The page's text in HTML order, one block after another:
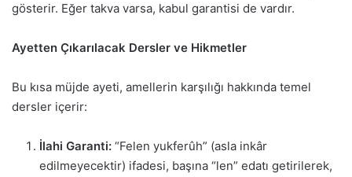
gösterir. Eğer takva varsa, kabul garantisi de vardır.
Ayetten Çıkarılacak Dersler ve Hikmetler
Bu kısa müjde ayeti, amellerin karşılığı hakkında temel
dersler içerir:
İlahi Garanti: “Felen yukferûh” (asla inkâr
edilmeyecektir) ifadesi, başına “len” edatı getirilerek,